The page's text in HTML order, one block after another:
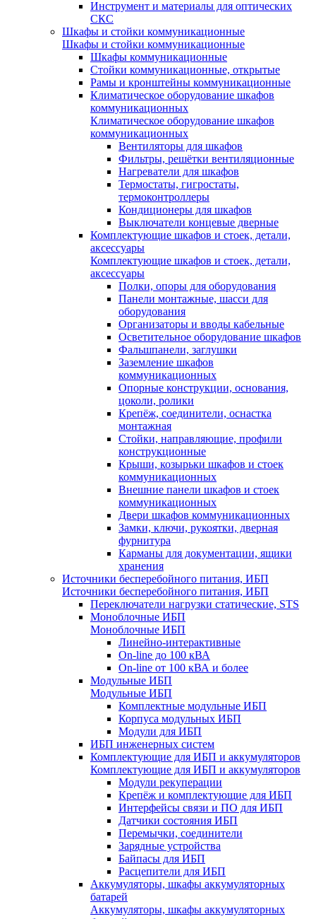
Инструмент и материалы для оптических
СКС
Шкафы и стойки коммуникационные
Шкафы и стойки коммуникационные
Шкафы коммуникационные
Стойки коммуникационные, открытые
Рамы и кронштейны коммуникационные
Климатическое оборудование шкафов
коммуникационных
Климатическое оборудование шкафов
коммуникационных
Вентиляторы для шкафов
Фильтры, решётки вентиляционные
Нагреватели для шкафов
Термостаты, гигростаты,
термоконтроллеры
Кондиционеры для шкафов
Выключатели концевые дверные
Комплектующие шкафов и стоек, детали,
аксессуары
Комплектующие шкафов и стоек, детали,
аксессуары
Полки, опоры для оборудования
Панели монтажные, шасси для
оборудования
Организаторы и вводы кабельные
Осветительное оборудование шкафов
Фальшпанели, заглушки
Заземление шкафов
коммуникационных
Опорные конструкции, основания,
цоколи, ролики
Крепёж, соединители, оснастка
монтажная
Стойки, направляющие, профили
конструкционные
Крыши, козырьки шкафов и стоек
коммуникационных
Внешние панели шкафов и стоек
коммуникационных
Двери шкафов коммуникационных
Замки, ключи, рукоятки, дверная
фурнитура
Карманы для документации, ящики
хранения
Источники бесперебойного питания, ИБП
Источники бесперебойного питания, ИБП
Переключатели нагрузки статические, STS
Моноблочные ИБП
Моноблочные ИБП
Линейно-интерактивные
On-line до 100 кВА
On-line от 100 кВА и более
Модульные ИБП
Модульные ИБП
Комплектные модульные ИБП
Корпуса модульных ИБП
Модули для ИБП
ИБП инженерных систем
Комплектующие для ИБП и аккумуляторов
Комплектующие для ИБП и аккумуляторов
Модули рекуперации
Крепёж и комплектующие для ИБП
Интерфейсы связи и ПО для ИБП
Датчики состояния ИБП
Перемычки, соединители
Зарядные устройства
Байпасы для ИБП
Расцепители для ИБП
Аккумуляторы, шкафы аккумуляторных
батарей
Аккумуляторы, шкафы аккумуляторных